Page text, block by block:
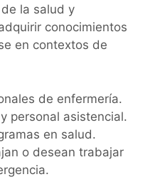
la salud y
conocimientos
en contextos de
de enfermería.
personal asistencial.
en salud.
o desean trabajar